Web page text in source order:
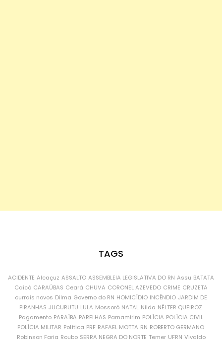
TAGS
ACIDENTE Alcaçuz ASSALTO ASSEMBLEIA LEGISLATIVA DO RN Assu BATATA
Caicó CARAÚBAS Ceará CHUVA CORONEL AZEVEDO CRIME CRUZETA
currais novos Dilma Governo do RN HOMICÍDIO INCÊNDIO JARDIM DE
PIRANHAS JUCURUTU LULA Mossoró NATAL Nilda NÉLTER QUEIROZ
Pagamento PARAÍBA PARELHAS Parnamirim POLÍCIA POLÍCIA CIVIL
POLÍCIA MILITAR Política PRF RAFAEL MOTTA RN ROBERTO GERMANO
Robinson Faria Roubo SERRA NEGRA DO NORTE Temer UFRN Vivaldo